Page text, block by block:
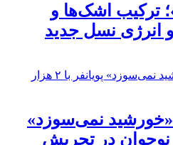
ترکیب اشک‌ها و
و انرژی نسل جدید
نمی‌سوزد»